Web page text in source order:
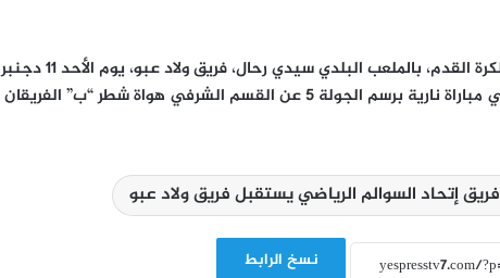
سيستقبل فريق إتحاد السوالم الرياضي لكرة القدم، بالملعب البلدي سيدي رحال، فريق ولاد عبو، يوم الأحد 11 دجنبر
الجاري على الساعة الثانية بعد الزوال، في مباراة نارية برسم الجولة 5 عن القسم الشرفي هواة شطر “ب” الفريقان
فريق إتحاد السوالم الرياضي يستقبل فريق ولاد عبو
نسخ الرابط